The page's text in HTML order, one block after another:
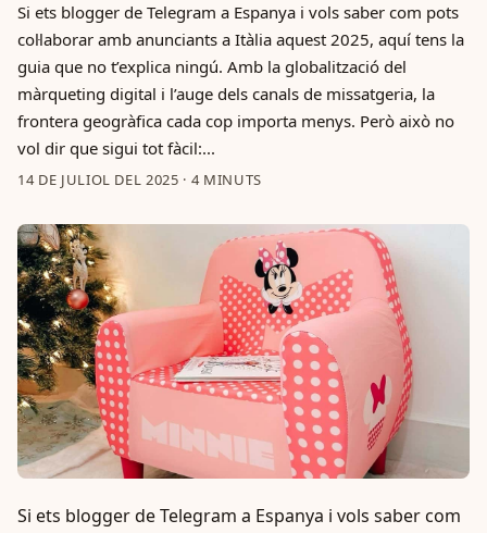
Si ets blogger de Telegram a Espanya i vols saber com pots
col·laborar amb anunciants a Itàlia aquest 2025, aquí tens la
guia que no t’explica ningú. Amb la globalització del
màrqueting digital i l’auge dels canals de missatgeria, la
frontera geogràfica cada cop importa menys. Però això no
vol dir que sigui tot fàcil:...
14 DE JULIOL DEL 2025 · 4 MINUTS
Si ets blogger de Telegram a Espanya i vols saber com